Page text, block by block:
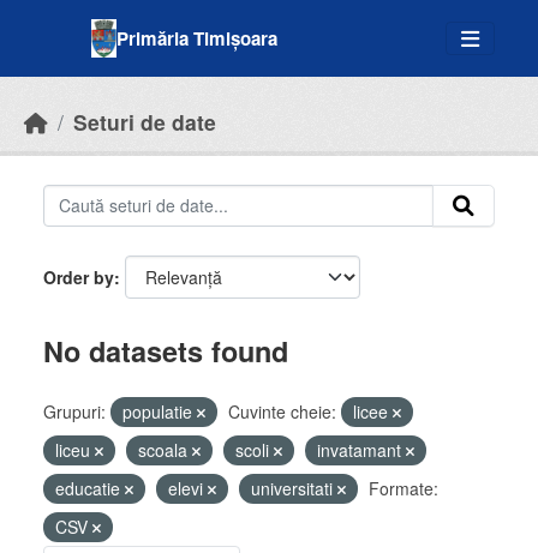
Primăria Timișoara
Seturi de date
Order by
No datasets found
Grupuri: populatie Cuvinte cheie:
licee
liceu
scoala scoli
invatamant
educatie
elevi universitati
Formate:
CSV